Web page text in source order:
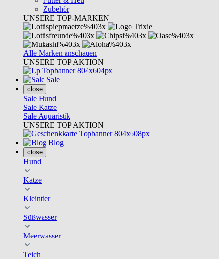
Zubehör
UNSERE TOP-MARKEN
Alle Marken anschauen
UNSERE TOP AKTION
Sale
close
Sale Hund
Sale Katze
Sale Aquaristik
UNSERE TOP AKTION
Blog
close
Hund
Katze
Kleintier
Süßwasser
Meerwasser
Teich